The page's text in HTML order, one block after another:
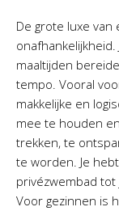
De grote luxe van
maaltijden
tempo. Vooral
makkelijke en
mee te houden
trekken, te
te worden. Je
privézwembad tot
Voor gezinnen is